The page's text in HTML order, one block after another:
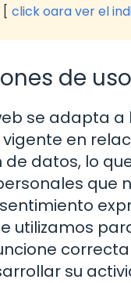
click oara ver el
de uso
se adapta a
en
de datos, lo
que
utilizamos
su